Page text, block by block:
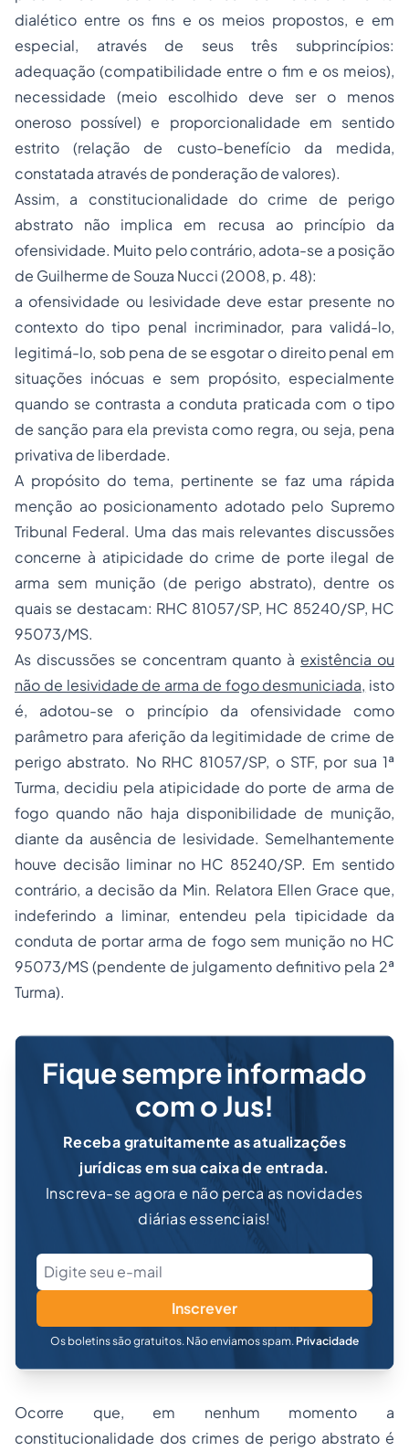
dialético entre os fins e os meios propostos, e em
especial, através de seus três subprincípios:
adequação (compatibilidade entre o fim e os meios),
necessidade (meio escolhido deve ser o menos
oneroso possível) e proporcionalidade em sentido
estrito (relação de custo-benefício da medida,
constatada através de ponderação de valores).
Assim, a constitucionalidade do crime de perigo
abstrato não implica em recusa ao princípio da
ofensividade. Muito pelo contrário, adota-se a posição
de Guilherme de Souza Nucci (2008, p. 48):
a ofensividade ou lesividade deve estar presente no
contexto do tipo penal incriminador, para validá-lo,
legitimá-lo, sob pena de se esgotar o direito penal em
situações inócuas e sem propósito, especialmente
quando se contrasta a conduta praticada com o tipo
de sanção para ela prevista como regra, ou seja, pena
privativa de liberdade.
A propósito do tema, pertinente se faz uma rápida
menção ao posicionamento adotado pelo Supremo
Tribunal Federal. Uma das mais relevantes discussões
concerne à atipicidade do crime de porte ilegal de
arma sem munição (de perigo abstrato), dentre os
quais se destacam: RHC 81057/SP, HC 85240/SP, HC
95073/MS.
As discussões se concentram quanto à existência ou
não de lesividade de arma de fogo desmuniciada, isto
é, adotou-se o princípio da ofensividade como
parâmetro para aferição da legitimidade de crime de
perigo abstrato. No RHC 81057/SP, o STF, por sua 1ª
Turma, decidiu pela atipicidade do porte de arma de
fogo quando não haja disponibilidade de munição,
diante da ausência de lesividade. Semelhantemente
houve decisão liminar no HC 85240/SP. Em sentido
contrário, a decisão da Min. Relatora Ellen Grace que,
indeferindo a liminar, entendeu pela tipicidade da
conduta de portar arma de fogo sem munição no HC
95073/MS (pendente de julgamento definitivo pela 2ª
Turma).
Fique sempre informado
com o Jus!
Receba gratuitamente as atualizações
jurídicas em sua caixa de entrada.
Inscreva-se agora e não perca as novidades
diárias essenciais!
Inscrever
Os boletins são gratuitos. Não enviamos spam. Privacidade
Ocorre que, em nenhum momento a
constitucionalidade dos crimes de perigo abstrato é